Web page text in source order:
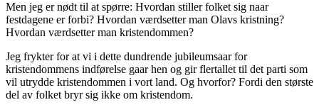
Men jeg er nødt til at spørre: Hvordan stiller folket sig naar
festdagene er forbi? Hvordan værdsetter man Olavs kristning?
Hvordan værdsetter man kristendommen?
Jeg frykter for at vi i dette dundrende jubileumsaar for
kristendommens indførelse gaar hen og gir flertallet til det parti som
vil utrydde kristendommen i vort land. Og hvorfor? Fordi den største
del av folket bryr sig ikke om kristendom.